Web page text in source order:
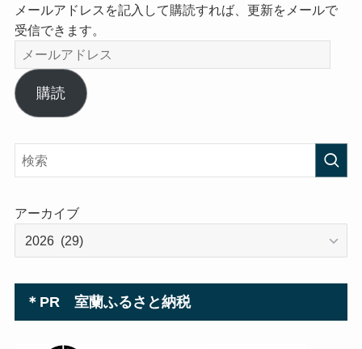
メールアドレスを記入して購読すれば、更新をメールで
受信できます。
メ
ー
ル
ア
ス
購読
アーカイブ
＊PR 室蘭ふるさと納税